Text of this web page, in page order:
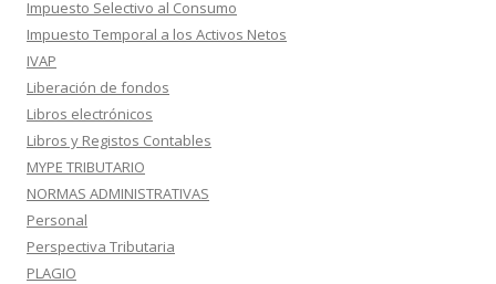
Impuesto Selectivo al Consumo
Impuesto Temporal a los Activos Netos
IVAP
Liberación de fondos
Libros electrónicos
Libros y Registos Contables
MYPE TRIBUTARIO
NORMAS ADMINISTRATIVAS
Personal
Perspectiva Tributaria
PLAGIO